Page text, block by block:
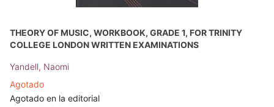
THEORY OF MUSIC, WORKBOOK, GRADE 1, FOR TRINITY
COLLEGE LONDON WRITTEN EXAMINATIONS
Yandell, Naomi
Agotado
Agotado en la editorial